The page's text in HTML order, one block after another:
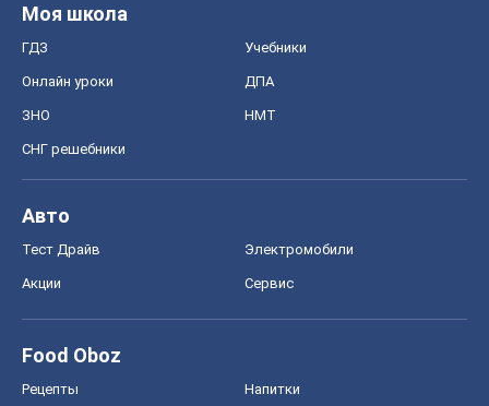
Моя школа
ГДЗ Учебники
Онлайн уроки ДПА
ЗНО НМТ
СНГ решебники
Авто
Тест Драйв Электромобили
Акции Сервис
Food Oboz
Рецепты Напитки